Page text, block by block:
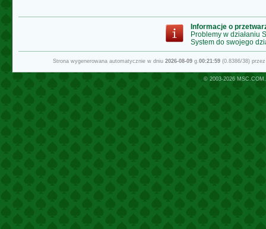
Informacje o
Problemy w działaniu
System do swojego
Strona wygenerowana automatycznie w dniu 2026-08-09g.00:21:59(0.8386/38)
© 2003-2026